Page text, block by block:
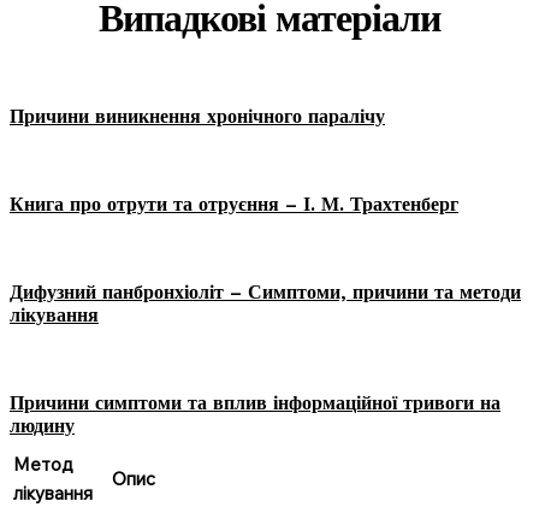
Випадкові матеріали
Причини виникнення хронічного паралічу
Книга про отрути та отруєння – І. М. Трахтенберг
Дифузний панбронхіоліт – Симптоми, причини та методи
лікування
Причини симптоми та вплив інформаційної тривоги на
людину
Метод
лікування
Опис